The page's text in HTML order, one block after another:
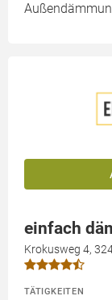
einfach
Krokusweg 4,
TÄTIGKEITEN